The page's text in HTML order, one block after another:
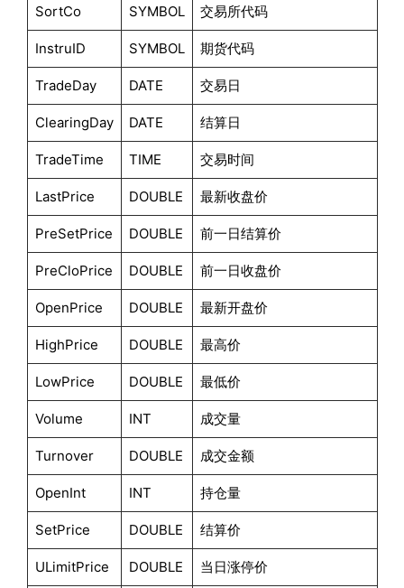
SortCo SYMBOL 交易所代码
InstruID SYMBOL 期货代码
TradeDay DATE 交易日
ClearingDay DATE 结算日
TradeTime TIME 交易时间
LastPrice DOUBLE 最新收盘价
PreSetPrice DOUBLE 前一日结算价
PreCloPrice DOUBLE 前一日收盘价
OpenPrice DOUBLE 最新开盘价
HighPrice DOUBLE 最高价
LowPrice DOUBLE 最低价
Volume INT 成交量
Turnover DOUBLE 成交金额
OpenInt INT 持仓量
SetPrice DOUBLE 结算价
ULimitPrice DOUBLE 当日涨停价